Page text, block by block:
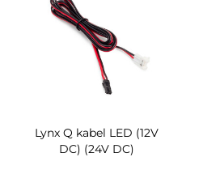
Lynx Q kabel LED (12V
DC) (24V DC)